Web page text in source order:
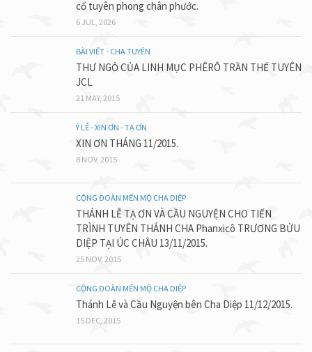
cố tuyên phong chân phước.
6 JUL, 2026
BÀI VIẾT - CHA TUYÊN
THƯ NGỎ CỦA LINH MỤC PHÊRÔ TRẦN THẾ TUYÊN
JCL
21 MAY, 2015
Ý LỄ - XIN ƠN - TẠ ƠN
XIN ƠN THÁNG 11/2015.
8 NOV, 2015
CỘNG ĐOÀN MẾN MỘ CHA DIỆP
THÁNH LỄ TẠ ƠN VÀ CẦU NGUYỆN CHO TIẾN
TRÌNH TUYÊN THÁNH CHA Phanxicô TRƯƠNG BỬU
DIỆP TẠI ÚC CHÂU 13/11/2015.
25 NOV, 2015
CỘNG ĐOÀN MẾN MỘ CHA DIỆP
Thánh Lễ và Cầu Nguyện bên Cha Diệp 11/12/2015.
15 DEC, 2015